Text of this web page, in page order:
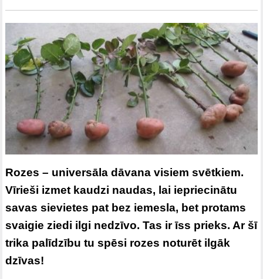
Rozes – universāla dāvana visiem svētkiem.
Vīrieši izmet kaudzi naudas, lai iepriecinātu
savas sievietes pat bez iemesla, bet protams
svaigie ziedi ilgi nedzīvo. Tas ir īss prieks. Ar šī
trika palīdzību tu spēsi rozes noturēt ilgāk
dzīvas!